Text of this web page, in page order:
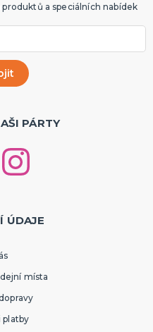
a speciálních nabídek
PÁRTY
ÚDAJE
místa
platby